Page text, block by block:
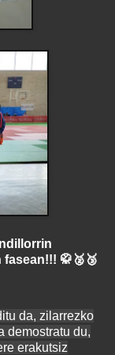
🥋🥈🥉
da, zilarrezko
demostratu du,
erakutsiz